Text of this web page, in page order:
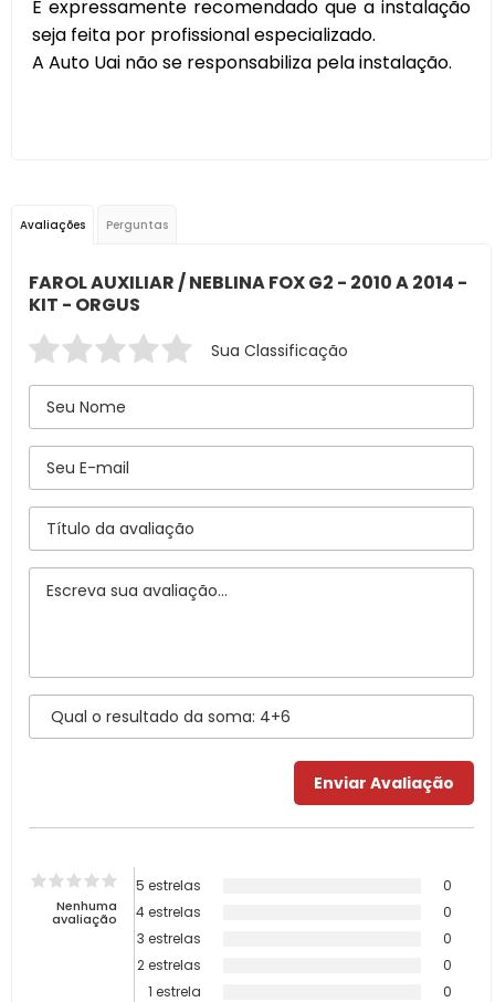
É expressamente recomendado que a instalação
seja feita por profissional especializado.
A Auto Uai não se responsabiliza pela instalação.
Avaliações Perguntas
FAROL AUXILIAR / NEBLINA FOX G2 - 2010 A 2014 -
KIT - ORGUS
Sua Classificação
Nenhuma
avaliação
5 estrelas
0
4 estrelas
0
3 estrelas
0
2 estrelas
0
1 estrela
0